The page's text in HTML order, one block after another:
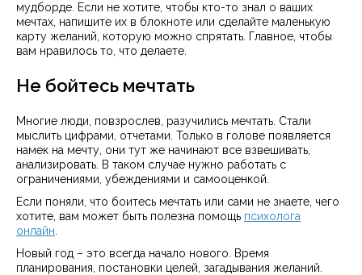
мудборде. Если не хотите, чтобы кто-то знал о ваших
мечтах, напишите их в блокноте или сделайте маленькую
карту желаний, которую можно спрятать. Главное, чтобы
вам нравилось то, что делаете.
Не бойтесь мечтать
Многие люди, повзрослев, разучились мечтать. Стали
мыслить цифрами, отчетами. Только в голове появляется
намек на мечту, они тут же начинают все взвешивать,
анализировать. В таком случае нужно работать с
ограничениями, убеждениями и самооценкой.
Если поняли, что боитесь мечтать или сами не знаете, чего
хотите, вам может быть полезна помощь психолога
онлайн
Новый год – это всегда начало нового. Время
планирования, постановки целей, загадывания желаний.